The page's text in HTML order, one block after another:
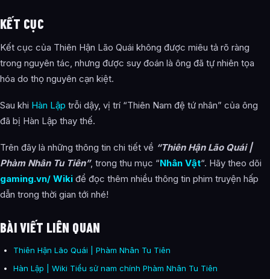
KẾT CỤC
Kết cục của Thiên Hận Lão Quái không được miêu tả rõ ràng
trong nguyên tác, nhưng được suy đoán là ông đã tự nhiên tọa
hóa do thọ nguyên cạn kiệt.
Sau khi Hàn Lập trỗi dậy, vị trí “Thiên Nam đệ tứ nhân” của ông
đã bị Hàn Lập thay thế.
Trên đây là những thông tin chi tiết về “Thiên Hận Lão Quái |
Phàm Nhân Tu Tiên”, trong thu mục “Nhân Vật“. Hãy theo dõi
gaming.vn/ Wiki để đọc thêm nhiều thông tin phim truyện hấp
dẫn trong thời gian tới nhé!
BÀI VIẾT LIÊN QUAN
Thiên Hận Lão Quái | Phàm Nhân Tu Tiên
Hàn Lập | Wiki Tiểu sử nam chính Phàm Nhân Tu Tiên